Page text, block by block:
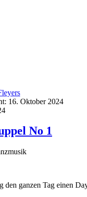
16. Oktober 2024
No 1
den ganzen Tag einen